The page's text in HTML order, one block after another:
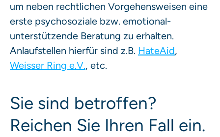
um neben rechtlichen Vorgehensweisen eine
erste psychosoziale bzw. emotional-
unterstützende Beratung zu erhalten.
Anlaufstellen hierfür sind z.B. HateAid,
Weisser Ring e.V., etc.
Sie sind betroffen?
Reichen Sie Ihren Fall ein.